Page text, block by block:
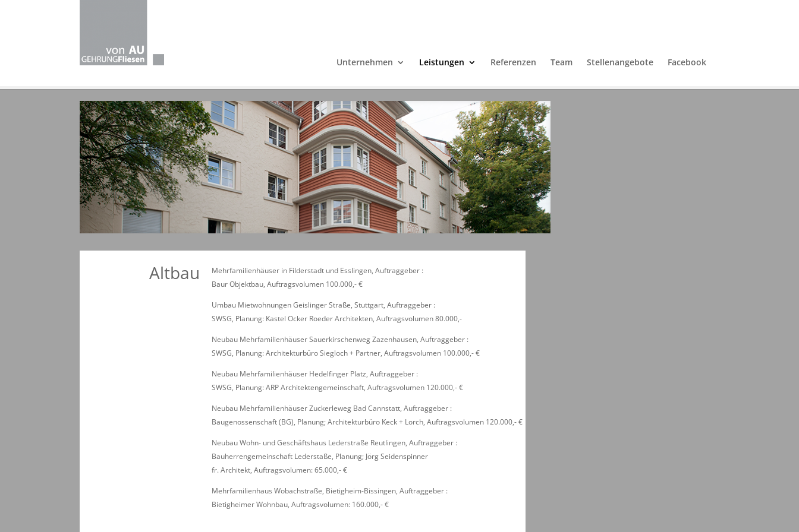
Unternehmen Leistungen Referenzen Team Stellenangebote Facebook
Altbau
Mehrfamilienhäuser in Filderstadt und Esslingen, Auftraggeber :
Baur Objektbau, Auftragsvolumen 100.000,- €
Umbau Mietwohnungen Geislinger Straße, Stuttgart, Auftraggeber :
SWSG, Planung: Kastel Ocker Roeder Architekten, Auftragsvolumen 80.000,-
Neubau Mehrfamilienhäuser Sauerkirschenweg Zazenhausen, Auftraggeber :
SWSG, Planung: Architekturbüro Siegloch + Partner, Auftragsvolumen 100.000,- €
Neubau Mehrfamilienhäuser Hedelfinger Platz, Auftraggeber :
SWSG, Planung: ARP Architektengemeinschaft, Auftragsvolumen 120.000,- €
Neubau Mehrfamilienhäuser Zuckerleweg Bad Cannstatt, Auftraggeber :
Baugenossenschaft (BG), Planung; Architekturbüro Keck + Lorch, Auftragsvolumen 120.000,- €
Neubau Wohn- und Geschäftshaus Lederstraße Reutlingen, Auftraggeber :
Bauherrengemeinschaft Lederstaße, Planung; Jörg Seidenspinner
fr. Architekt, Auftragsvolumen: 65.000,- €
Mehrfamilienhaus Wobachstraße, Bietigheim-Bissingen, Auftraggeber :
Bietigheimer Wohnbau, Auftragsvolumen: 160.000,- €